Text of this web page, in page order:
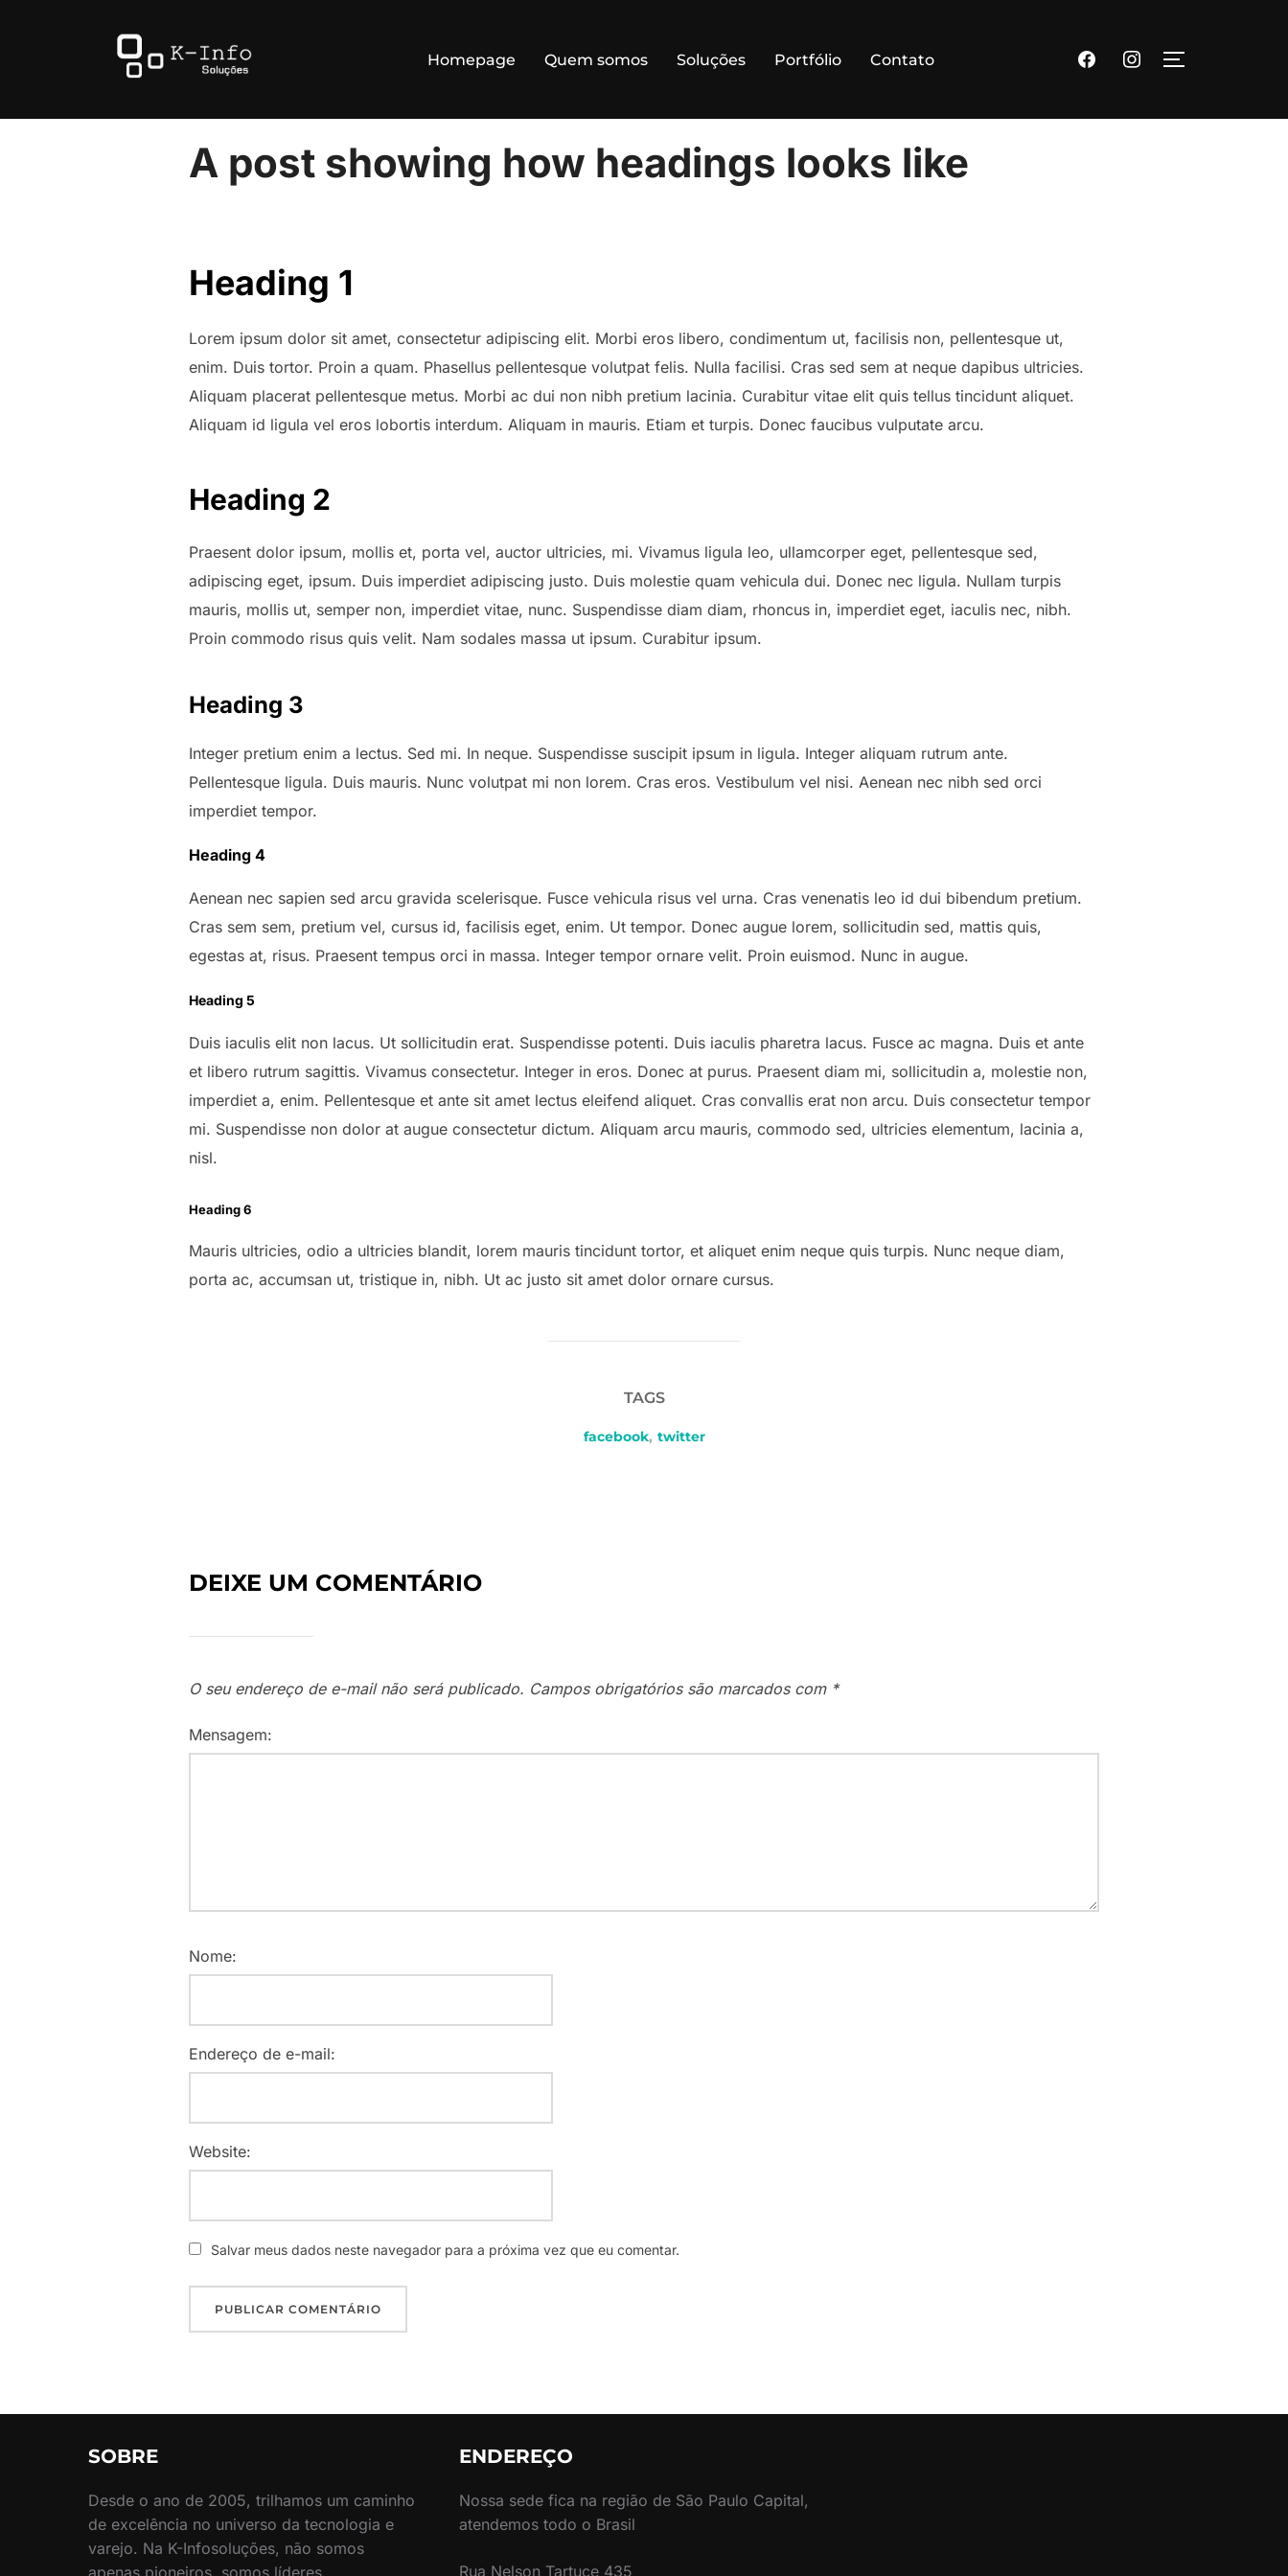
Homepage Quem somos Soluções Portfólio Contato facebookinstagramAlternar
A post showing how headings looks like
Heading 1
Lorem ipsum dolor sit amet, consectetur adipiscing elit. Morbi eros libero, condimentum ut, facilisis non, pellentesque ut,
enim. Duis tortor. Proin a quam. Phasellus pellentesque volutpat felis. Nulla facilisi. Cras sed sem at neque dapibus ultricies.
Aliquam placerat pellentesque metus. Morbi ac dui non nibh pretium lacinia. Curabitur vitae elit quis tellus tincidunt aliquet.
Aliquam id ligula vel eros lobortis interdum. Aliquam in mauris. Etiam et turpis. Donec faucibus vulputate arcu.
Heading 2
Praesent dolor ipsum, mollis et, porta vel, auctor ultricies, mi. Vivamus ligula leo, ullamcorper eget, pellentesque sed,
adipiscing eget, ipsum. Duis imperdiet adipiscing justo. Duis molestie quam vehicula dui. Donec nec ligula. Nullam turpis
mauris, mollis ut, semper non, imperdiet vitae, nunc. Suspendisse diam diam, rhoncus in, imperdiet eget, iaculis nec, nibh.
Proin commodo risus quis velit. Nam sodales massa ut ipsum. Curabitur ipsum.
Heading 3
Integer pretium enim a lectus. Sed mi. In neque. Suspendisse suscipit ipsum in ligula. Integer aliquam rutrum ante.
Pellentesque ligula. Duis mauris. Nunc volutpat mi non lorem. Cras eros. Vestibulum vel nisi. Aenean nec nibh sed orci
imperdiet tempor.
Heading 4
Aenean nec sapien sed arcu gravida scelerisque. Fusce vehicula risus vel urna. Cras venenatis leo id dui bibendum pretium.
Cras sem sem, pretium vel, cursus id, facilisis eget, enim. Ut tempor. Donec augue lorem, sollicitudin sed, mattis quis,
egestas at, risus. Praesent tempus orci in massa. Integer tempor ornare velit. Proin euismod. Nunc in augue.
Heading 5
Duis iaculis elit non lacus. Ut sollicitudin erat. Suspendisse potenti. Duis iaculis pharetra lacus. Fusce ac magna. Duis et ante
et libero rutrum sagittis. Vivamus consectetur. Integer in eros. Donec at purus. Praesent diam mi, sollicitudin a, molestie non,
imperdiet a, enim. Pellentesque et ante sit amet lectus eleifend aliquet. Cras convallis erat non arcu. Duis consectetur tempor
mi. Suspendisse non dolor at augue consectetur dictum. Aliquam arcu mauris, commodo sed, ultricies elementum, lacinia a,
nisl.
Heading 6
Mauris ultricies, odio a ultricies blandit, lorem mauris tincidunt tortor, et aliquet enim neque quis turpis. Nunc neque diam,
porta ac, accumsan ut, tristique in, nibh. Ut ac justo sit amet dolor ornare cursus.
TAGS
facebook, twitter
DEIXE UM COMENTÁRIO
O seu endereço de e-mail não será publicado. Campos obrigatórios são marcados com *
Mensagem:
Nome:
Endereço de e-mail:
Website:
Salvar meus dados neste navegador para a próxima vez que eu comentar.
SOBRE
Desde o ano de 2005, trilhamos um caminho
de excelência no universo da tecnologia e
varejo. Na K-Infosoluções, não somos
ENDEREÇO
Nossa sede fica na região de São Paulo Capital,
atendemos todo o Brasil
Rua Nelson Tartuce 435